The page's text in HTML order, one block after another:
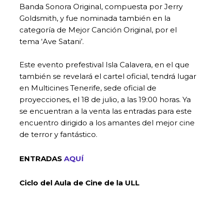
Banda Sonora Original, compuesta por Jerry
Goldsmith, y fue nominada también en la
categoría de Mejor Canción Original, por el
tema ‘Ave Satani’.
Este evento prefestival Isla Calavera, en el que
también se revelará el cartel oficial, tendrá lugar
en Multicines Tenerife, sede oficial de
proyecciones, el 18 de julio, a las 19:00 horas. Ya
se encuentran a la venta las entradas para este
encuentro dirigido a los amantes del mejor cine
de terror y fantástico.
ENTRADAS AQUÍ
Ciclo del Aula de Cine de la ULL